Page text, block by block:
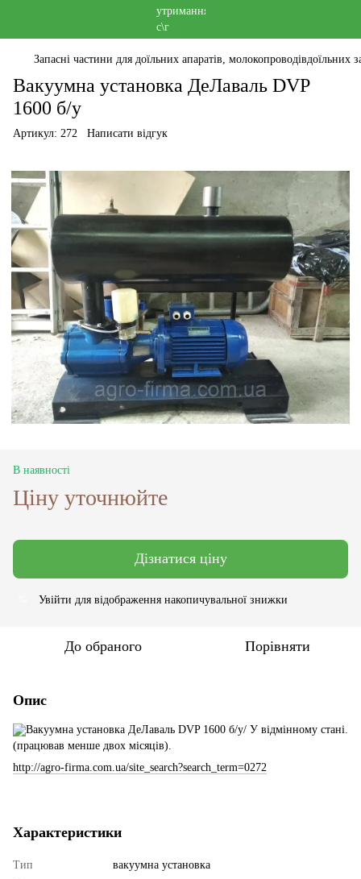
Запасні частини для доїльних апаратів, молокопроводівдоїльних
Вакуумна установка ДеЛаваль DVP
1600 б/у
Артикул: 272 Написати відгук
В наявності
Ціну уточнюйте
Дізнатися ціну
Увійти для відображення накопичувальної знижки
До обраного Порівняти
Опис
Вакуумна установка ДеЛаваль DVP 1600 б/у/ У відмінному стані.
(працював менше двох місяців).
http://agro-firma.com.ua/site_search?search_term=0272
Характеристики
Тип
вакуумна установка